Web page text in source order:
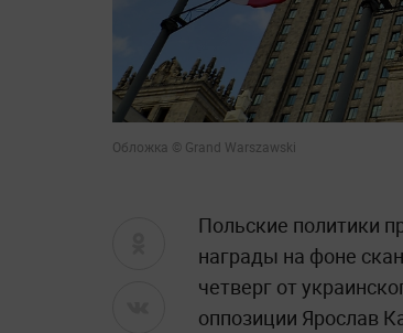
Обложка © Grand Warszawski
Польские политики
награды на фоне
четверг от
оппозиции Ярослав